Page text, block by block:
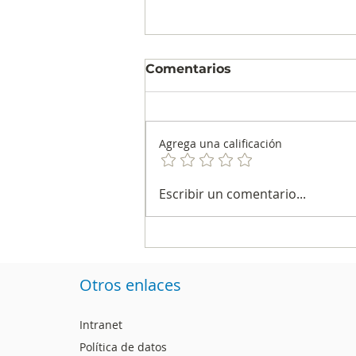
Más allá de la felicidad: el
relación entre EX y CX.
Comentarios
Agrega una calificación
Escribir un comentario...
Otros enlaces
Intranet
Política de datos